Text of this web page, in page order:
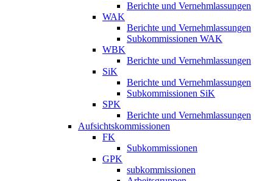
Berichte und Vernehmlassungen
WAK
Berichte und Vernehmlassungen
Subkommissionen WAK
WBK
Berichte und Vernehmlassungen
SiK
Berichte und Vernehmlassungen
Subkommissionen SiK
SPK
Berichte und Vernehmlassungen
Aufsichtskommissionen
FK
Subkommissionen
GPK
subkommissionen